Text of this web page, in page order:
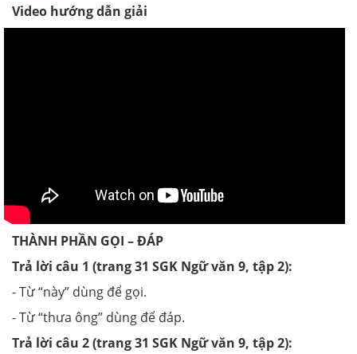
Video hướng dẫn giải
THÀNH PHẦN GỌI – ĐÁP
Trả lời câu 1 (trang 31 SGK Ngữ văn 9, tập 2):
- Từ “này” dùng để gọi.
- Từ “thưa ông” dùng để đáp.
Trả lời câu 2 (trang 31 SGK Ngữ văn 9, tập 2):